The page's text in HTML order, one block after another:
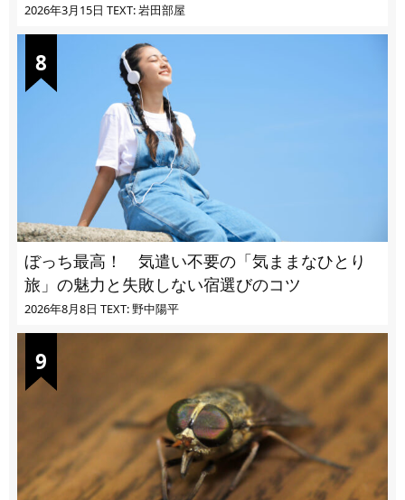
2026年3月15日 TEXT: 岩田部屋
ぼっち最高！ 気遣い不要の「気ままなひとり
旅」の魅力と失敗しない宿選びのコツ
2026年8月8日 TEXT: 野中陽平